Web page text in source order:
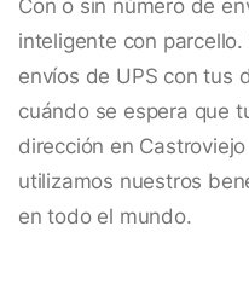
Con o sin número de
inteligente con
envíos de UPS con tus
cuándo se espera que
dirección en
utilizamos nuestros
en todo el mundo.